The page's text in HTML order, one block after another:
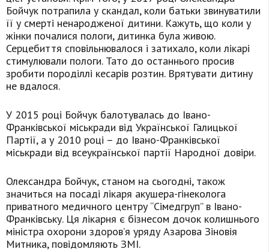
Бойчук потрапила у скандал, коли батьки звинуватили
її у смерті ненародженої дитини. Кажуть, що коли у
жінки почалися пологи, дитинка була живою.
Серцебиття сповільнювалося і затихало, коли лікарі
стимулювали пологи. Тато до останнього просив
зробити породіллі кесарів розтин. Врятувати дитину
не вдалося.
У 2015 році Бойчук балотувалась до Івано-
Франківської міськради від Української Галицької
Партії, а у 2010 році – до Івано-Франківської
міськради від всеукраїнської партії Народної довіри.
Олександра Бойчук, станом на сьогодні, також
значиться на посаді лікаря акушера-гінеколога
приватного медичного центру “Сімедгруп” в Івано-
Франківську. Ця лікарня є бізнесом дочок колишнього
міністра охорони здоров’я уряду Азарова Зіновія
Митника, повідомляють ЗМІ.